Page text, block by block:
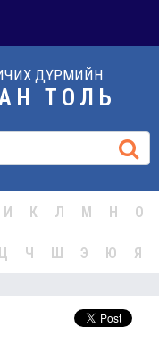
ДҮРМИЙН
ТОЛЬ
И К Л М Н О
Ц Ч Ш Э Ю Я